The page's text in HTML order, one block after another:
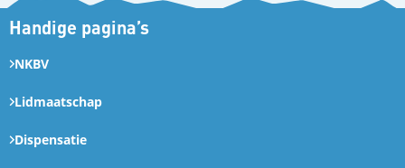
Handige pagina’s
NKBV
Lidmaatschap
Dispensatie